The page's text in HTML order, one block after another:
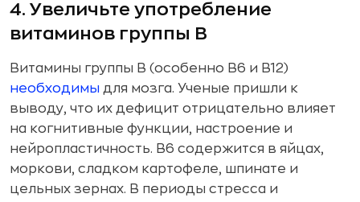
4. Увеличьте употребление
витаминов группы В
Витамины группы В (особенно В6 и В12)
необходимы для мозга. Ученые пришли к
выводу, что их дефицит отрицательно влияет
на когнитивные функции, настроение и
нейропластичность. В6 содержится в яйцах,
моркови, сладком картофеле, шпинате и
цельных зернах. В периоды стресса и